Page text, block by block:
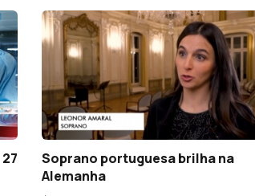
Soprano portuguesa brilha na
Alemanha